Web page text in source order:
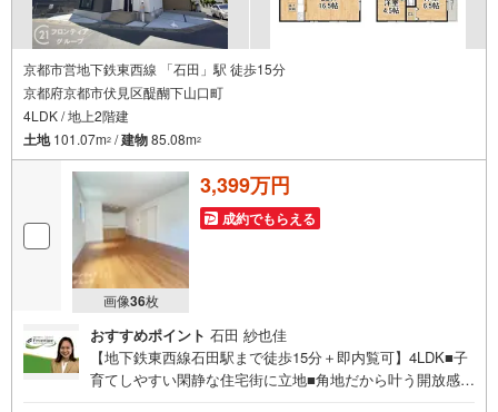
京都市営地下鉄東西線 「石田」駅 徒歩15分
京都府京都市伏見区醍醐下山口町
4LDK / 地上2階建
土地101.07m2 /建物85.08m2
画像36枚
3,399万円
成約でもらえる
おすすめポイント 石田 紗也佳
【地下鉄東西線石田駅まで徒歩15分＋即内覧可】4LDK■子
育てしやすい閑静な住宅街に立地■角地だから叶う開放感あ